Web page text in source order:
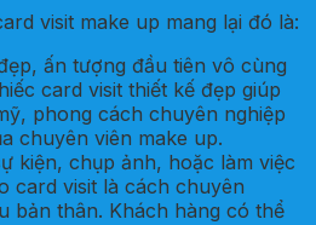
visit make up mang lại đó là:
ấn tượng đầu tiên vô cùng
card visit thiết kế đẹp giúp
phong cách chuyên nghiệp
chuyên viên make up.
kiện, chụp ảnh, hoặc làm việc
card visit là cách chuyên
bản thân. Khách hàng có thể